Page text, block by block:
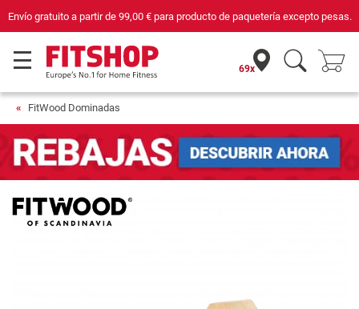
Envío gratuito a partir de 99,00 €para producto de paquetería excepto pesas.
69x
FitWood Dominadas